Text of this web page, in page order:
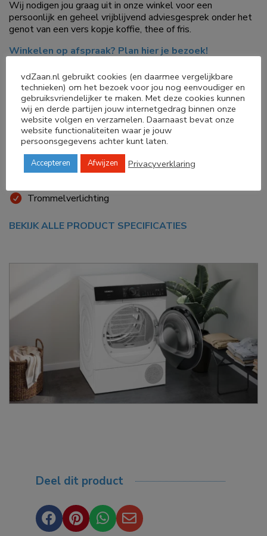
Wij nodigen jou graag uit in onze winkel voor een
persoonlijk en geheel vrijblijvend adviesgesprek onder het
genot van een vers kopje koffie, thee of fris.
Winkelen op afspraak? Plan hier je bezoek!
8 KG
Energieklasse C
Groot LED display
EasyClean filter
Halve belading-optie
Bedlinnen programma
Auto Dry sensor
Trommelverlichting
BEKIJK ALLE PRODUCT SPECIFICATIES
Deel dit product
   
vdZaan.nl gebruikt cookies (en daarmee vergelijkbare
technieken) om het bezoek voor jou nog eenvoudiger en
gebruiksvriendelijker te maken. Met deze cookies kunnen
wij en derde partijen jouw internetgedrag binnen onze
website volgen en verzamelen. Daarnaast bevat onze
website functionaliteiten waar je jouw
persoonsgegevens achter kunt laten.
Accepteren Afwijzen Privacyverklaring